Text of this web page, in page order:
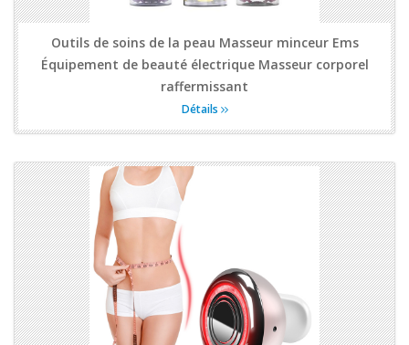
Outils de soins de la peau Masseur minceur Ems
Équipement de beauté électrique Masseur corporel
raffermissant
Détails